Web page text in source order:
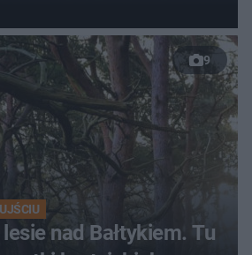
9
nad Bałtykiem. Tu